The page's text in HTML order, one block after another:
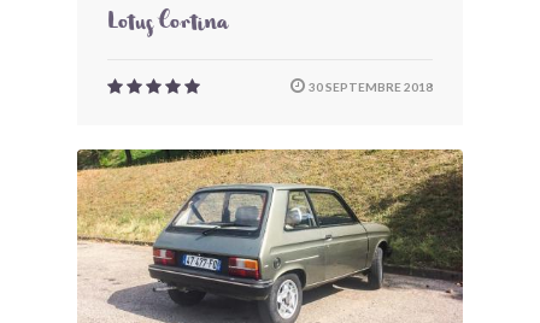
Lotus Cortina
30 SEPTEMBRE 2018